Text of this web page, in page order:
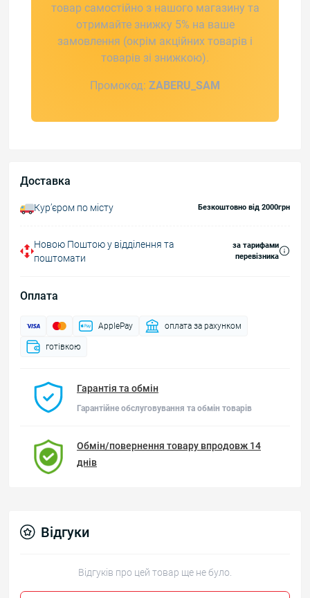
товар самостійно з нашого магазину та
отримайте знижку 5% на ваше
замовлення (окрім акційних товарів і
товарів зі знижкою).
Промокод: ZABERU_SAM
Доставка
Курʼєром по місту Безкоштовно від 2000грн
Новою Поштою у відділення та
поштомати
за тарифами
перевізника
Оплата
ApplePay оплата за рахунком
готівкою
Гарантія та обмін
Гарантійне обслуговування та обмін товарів
Обмін/повернення товару впродовж 14
днів
Відгуки
Відгуків про цей товар ще не було.